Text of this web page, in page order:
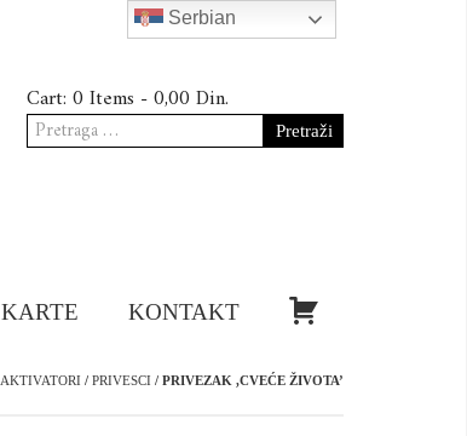
Cart: 0 Items -0,00 Din.
Pretraga
za:
KARTE KONTAKT
AKTIVATORI / PRIVESCI / PRIVEZAK ,CVEĆE ŽIVOTA’
Serbian